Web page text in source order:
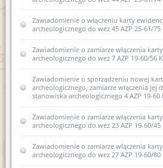
Zawiadomienie o włączeniu karty
archeologicznego do wez 45 AZP 25-61/75
Zawiadomienie o zamiarze włączenia
archeologicznego do wez 7 AZP 19-60/56
Zawiadomienie o sporządzeniu nowej
archeologicznego, zamiarze włączenia jej
stanowiska archeologicznego 4 AZP 19-60
Zawiadomienie o zamiarze włączenia
archeologicznego do wez 23 AZP 19-60/45
Zawiadomienie o zamiarze włączenia
archeologicznego do wez 27 AZP 19-60/80